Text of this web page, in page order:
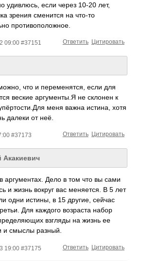
удивлюсь, если через 10-20 лет,
зрения сменится на что-то
противоположное.
09:00 #37151 Цитировать
Ответить
что и переменятся, если для
веские аргументы.Я не склонен к
меня важна истина, хотя
далеки от неё.
#37173 Цитировать
Ответить
Акакиевич
аргументах. Дело в том что вы сами
и жизнь вокруг вас меняется. В 5 лет
одни истины, в 15 другие, сейчас
Для каждого возраста набор
взгляды на жизнь ее
и смыслы разный.
19:00 #37175 Цитировать
Ответить